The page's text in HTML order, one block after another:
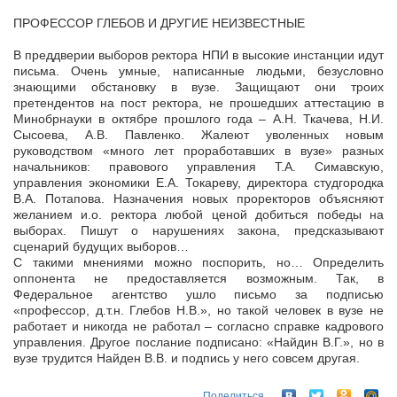
ПРОФЕССОР ГЛЕБОВ И ДРУГИЕ НЕИЗВЕСТНЫЕ
В преддверии выборов ректора НПИ в высокие инстанции идут
письма. Очень умные, написанные людьми, безусловно
знающими обстановку в вузе. Защищают они троих
претендентов на пост ректора, не прошедших аттестацию в
Минобрнауки в октябре прошлого года – А.Н. Ткачева, Н.И.
Сысоева, А.В. Павленко. Жалеют уволенных новым
руководством «много лет проработавших в вузе» разных
начальников: правового управления Т.А. Симавскую,
управления экономики Е.А. Токареву, директора студгородка
В.А. Потапова. Назначения новых проректоров объясняют
желанием и.о. ректора любой ценой добиться победы на
выборах. Пишут о нарушениях закона, предсказывают
сценарий будущих выборов…
С такими мнениями можно поспорить, но… Определить
оппонента не предоставляется возможным. Так, в
Федеральное агентство ушло письмо за подписью
«профессор, д.т.н. Глебов Н.В.», но такой человек в вузе не
работает и никогда не работал – согласно справке кадрового
управления. Другое послание подписано: «Найдин В.Г.», но в
вузе трудится Найден В.В. и подпись у него совсем другая.